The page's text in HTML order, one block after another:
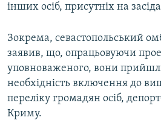
інших осіб, присутніх на
Зокрема, севастопольський
заявив, що, опрацьовуючи
уповноваженого, вони
необхідність включення до
переліку громадян осіб,
Криму.